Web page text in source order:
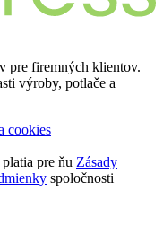
pre firemných klientov.
výroby, potlače a
cookies
pre ňu Zásady
spoločnosti